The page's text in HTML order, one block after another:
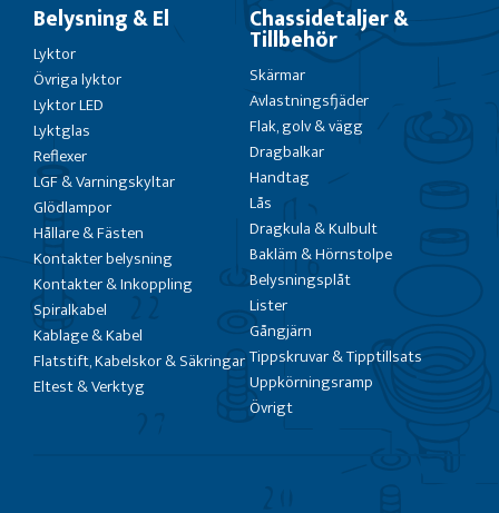
Belysning & El
Lyktor
Övriga lyktor
Lyktor LED
Lyktglas
Reflexer
LGF & Varningskyltar
Glödlampor
Hållare & Fästen
Kontakter belysning
Kontakter & Inkoppling
Spiralkabel
Kablage & Kabel
Flatstift, Kabelskor & Säkringar
Eltest & Verktyg
Chassidetaljer &
Tillbehör
Skärmar
Avlastningsfjäder
Flak, golv & vägg
Dragbalkar
Handtag
Lås
Dragkula & Kulbult
Bakläm & Hörnstolpe
Belysningsplåt
Lister
Gångjärn
Tippskruvar & Tipptillsats
Uppkörningsramp
Övrigt